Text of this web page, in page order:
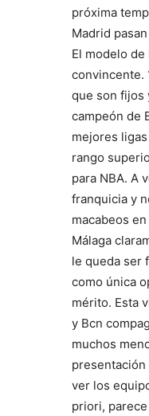
próxima
Madrid
El modelo de
convincente.
que son fijos
campeón de
mejores
rango
para NBA. A
franquicia y
macabeos
Málaga
le queda ser
como única
mérito. Esta
y Bcn
muchos
presentación
ver los
priori,